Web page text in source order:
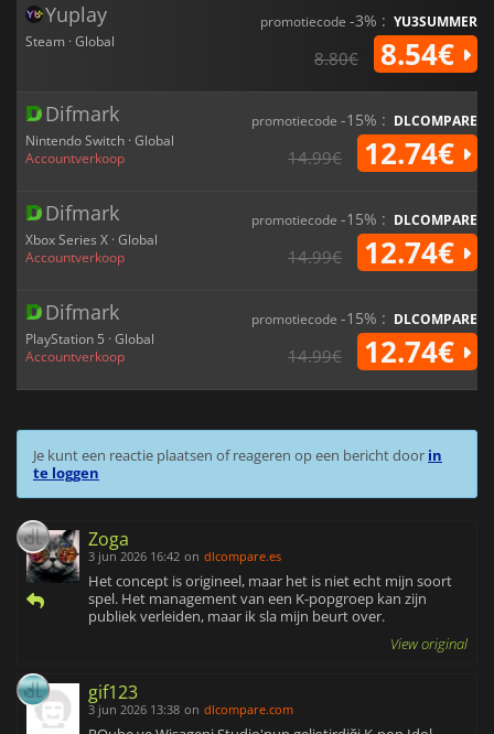
Yuplay
Steam · Global
promotiecode -3% : YU3SUMMER
8.80€ 8.54€
Difmark
Nintendo Switch · Global
Accountverkoop
promotiecode -15% : DLCOMPARE
14.99€ 12.74€
Difmark
Xbox Series X · Global
Accountverkoop
promotiecode -15% : DLCOMPARE
14.99€ 12.74€
Difmark
PlayStation 5 · Global
Accountverkoop
promotiecode -15% : DLCOMPARE
14.99€ 12.74€
Je kunt een reactie plaatsen of reageren op een bericht door in
te loggen
Zoga
3 jun 2026 16:42 on dlcompare.es
Het concept is origineel, maar het is niet echt mijn soort
spel. Het management van een K-popgroep kan zijn
publiek verleiden, maar ik sla mijn beurt over.
View original
gif123
3 jun 2026 13:38 on dlcompare.com